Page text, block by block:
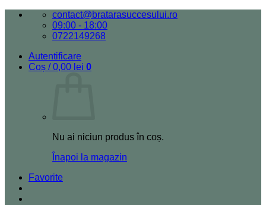
Skip
contact@bratarasuccesului.ro
09:00 - 18:00
0722149268
Autentificare
Coș /0,00 lei 0
Nu ai niciun produs în coș.
Înapoi la magazin
Favorite